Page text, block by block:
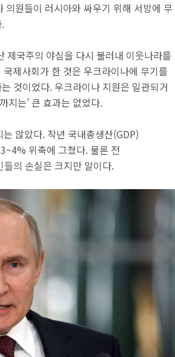
원들이 러시아와 싸우기 위해 서방에 무
제국주의 야심을 다시 불러내 이웃나라를
제사회가 한 것은 우크라이나에 무기를
것이었다. 우크라이나 지원은 일관되거
지는’ 큰 효과는 없었다.
않았다. 작년 국내총생산(GDP)
위축에 그쳤다. 물론 전
의 손실은 크지만 말이다.